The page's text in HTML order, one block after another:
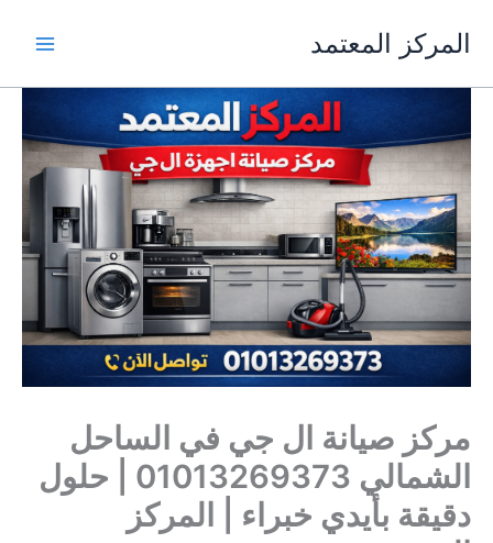
المركز المعتمد
مركز صيانة ال جي في الساحل
الشمالي 01013269373 | حلول
دقيقة بأيدي خبراء | المركز